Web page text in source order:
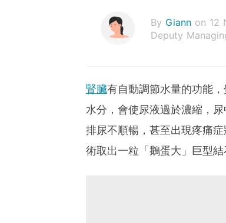
By Giann on 12
Deputy
腎臟有自動調節水量的功能
水分，會使尿液過於濃縮，
排尿不順暢，甚至出現疼痛
術取出一粒「鵝蛋大」巨型